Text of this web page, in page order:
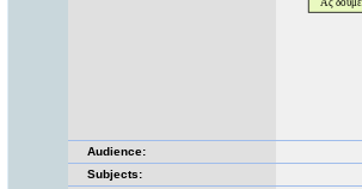
Audience:
Subjects: